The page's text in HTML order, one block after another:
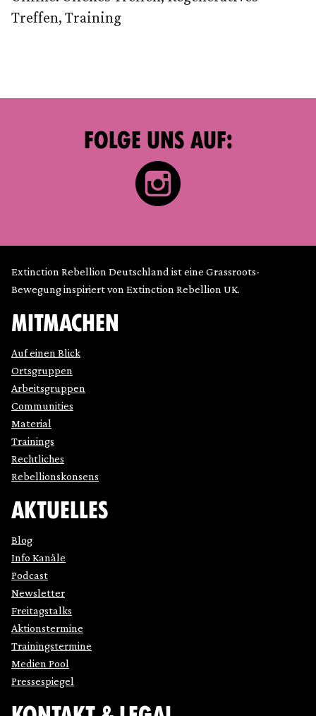
Treffen, Training
FOLGE UNS AUF:
Extinction Rebellion Deutschland ist eine Grassroots-
Bewegung inspiriert von Extinction Rebellion UK.
MITMACHEN
Auf einen Blick
Ortsgruppen
Arbeitsgruppen
Communities
Material
Trainings
Rechtliches
Rebellionskonsens
AKTUELLES
Blog
Info Kanäle
Podcast
Newsletter
Freitagstalks
Aktionstermine
Trainingstermine
Medien Pool
Pressespiegel